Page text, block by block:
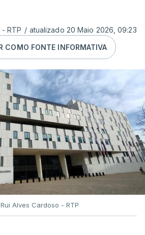
RTP / atualizado 20 Maio 2026, 09:23
COMO FONTE INFORMATIVA
Alves Cardoso - RTP